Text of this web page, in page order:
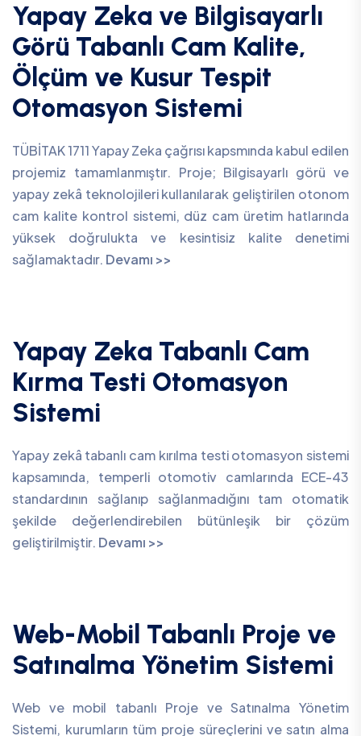
Yapay Zeka ve Bilgisayarlı
Görü Tabanlı Cam Kalite,
Ölçüm ve Kusur Tespit
Otomasyon Sistemi
TÜBİTAK 1711 Yapay Zeka çağrısı kapsmında kabul edilen
projemiz tamamlanmıştır. Proje; Bilgisayarlı görü ve
yapay zekâ teknolojileri kullanılarak geliştirilen otonom
cam kalite kontrol sistemi, düz cam üretim hatlarında
yüksek doğrulukta ve kesintisiz kalite denetimi
sağlamaktadır. Devamı >>
Yapay Zeka Tabanlı Cam
Kırma Testi Otomasyon
Sistemi
Yapay zekâ tabanlı cam kırılma testi otomasyon sistemi
kapsamında, temperli otomotiv camlarında ECE-43
standardının sağlanıp sağlanmadığını tam otomatik
şekilde değerlendirebilen bütünleşik bir çözüm
geliştirilmiştir. Devamı >>
Web-Mobil Tabanlı Proje ve
Satınalma Yönetim Sistemi
Web ve mobil tabanlı Proje ve Satınalma Yönetim
Sistemi, kurumların tüm proje süreçlerini ve satın alma